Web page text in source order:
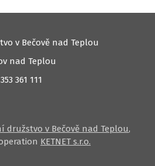
v Bečově nad Teplou
nad Teplou
361 111
družstvo v Bečově nad Teplou,
KETNET s.r.o.